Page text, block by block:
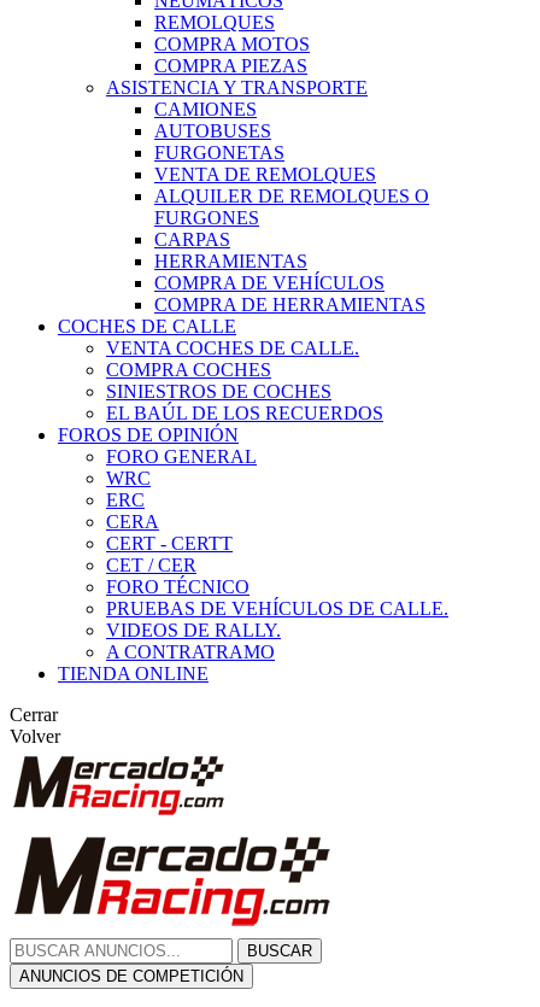
REMOLQUES
COMPRA MOTOS
COMPRA PIEZAS
ASISTENCIA Y TRANSPORTE
CAMIONES
AUTOBUSES
FURGONETAS
VENTA DE REMOLQUES
ALQUILER DE REMOLQUES O
FURGONES
CARPAS
HERRAMIENTAS
COMPRA DE VEHÍCULOS
COMPRA DE HERRAMIENTAS
COCHES DE CALLE
VENTA COCHES DE CALLE.
COMPRA COCHES
SINIESTROS DE COCHES
EL BAÚL DE LOS RECUERDOS
FOROS DE OPINIÓN
FORO GENERAL
WRC
ERC
CERA
CERT - CERTT
CET / CER
FORO TÉCNICO
PRUEBAS DE VEHÍCULOS DE CALLE.
VIDEOS DE RALLY.
A CONTRATRAMO
TIENDA ONLINE
Cerrar
Volver
BUSCAR
ANUNCIOS DE COMPETICIÓN